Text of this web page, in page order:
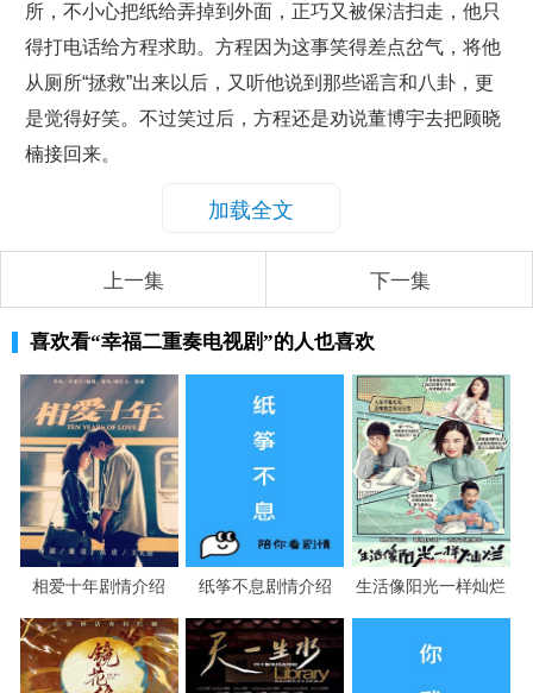
所，不小心把纸给弄掉到外面，正巧又被保洁扫走，他只
得打电话给方程求助。方程因为这事笑得差点岔气，将他
从厕所“拯救”出来以后，又听他说到那些谣言和八卦，更
是觉得好笑。不过笑过后，方程还是劝说董博宇去把顾晓
楠接回来。
加载全文
上一集 下一集
喜欢看“幸福二重奏电视剧”的人也喜欢
相爱十年剧情介绍 纸筝不息剧情介绍
生活像阳光一样灿烂
剧情介绍